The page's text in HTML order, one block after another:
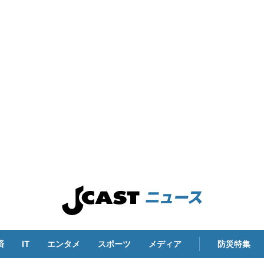
IT エンタメ スポーツ メディア 防災特集